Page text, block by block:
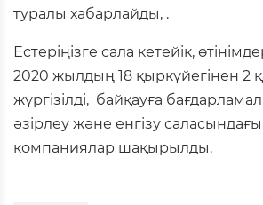
туралы хабарлайды, .
Естеріңізге сала кетейік,
2020 жылдың 18 қыркүйегінен 2
жүргізілді, байқауға
әзірлеу және енгізу
компаниялар шақырылды.